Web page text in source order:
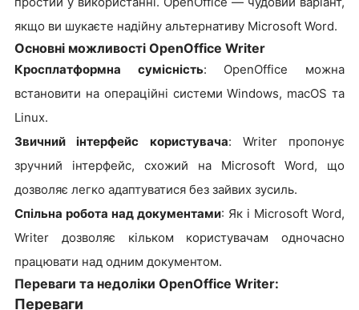
якщо ви шукаєте надійну альтернативу Microsoft Word.
Основні можливості OpenOffice Writer
Кросплатформна сумісність: OpenOffice можна
встановити на операційні системи Windows, macOS та
Linux.
Звичний інтерфейс користувача: Writer пропонує
зручний інтерфейс, схожий на Microsoft Word, що
дозволяє легко адаптуватися без зайвих зусиль.
Спільна робота над документами: Як і Microsoft Word,
Writer дозволяє кільком користувачам одночасно
працювати над одним документом.
Переваги та недоліки OpenOffice Writer:
Переваги